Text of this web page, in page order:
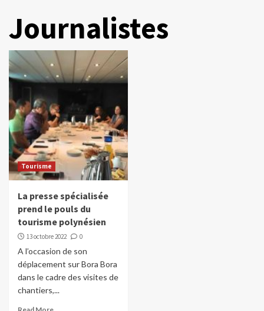
Journalistes
Tourisme
La presse spécialisée
prend le pouls du
tourisme polynésien
13 octobre 2022 0
A l’occasion de son
déplacement sur Bora Bora
dans le cadre des visites de
chantiers,...